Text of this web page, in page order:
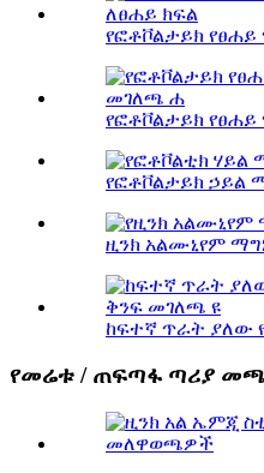
የፎቶቮልታይክ
የፎቶቮልታይክ
የፎቶቮልታይክ ኃይል
ዚንክ አልሙኒየም
ከፍተኛ ጥራት ያለው የ
የመሬቱ / ጠፍጣፋ ጣሪያ